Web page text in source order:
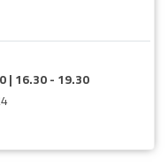
| 16.30 - 19.30